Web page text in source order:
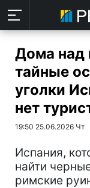
Дома над
тайные
уголки
нет
19:50 25.06.2026 Чт
Испания,
найти
римские